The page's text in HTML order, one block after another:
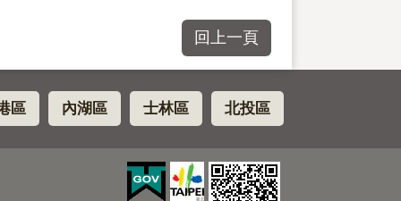
回上一頁
區 內湖區 士林區 北投區